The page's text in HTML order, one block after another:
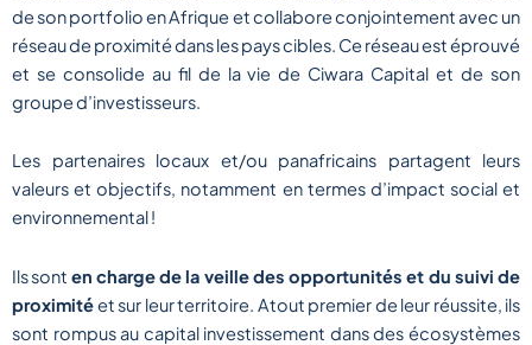
de son portfolio en Afrique et collabore conjointement avec un
réseau de proximité dans les pays cibles. Ce réseau est éprouvé
et se consolide au fil de la vie de Ciwara Capital et de son
groupe d’investisseurs.
Les partenaires locaux et/ou panafricains partagent leurs
valeurs et objectifs, notamment en termes d’impact social et
environnemental !
Ils sont en charge de la veille des opportunités et du suivi de
proximitéet sur leur territoire. Atout premier de leur réussite, ils
sont rompus au capital investissement dans des écosystèmes